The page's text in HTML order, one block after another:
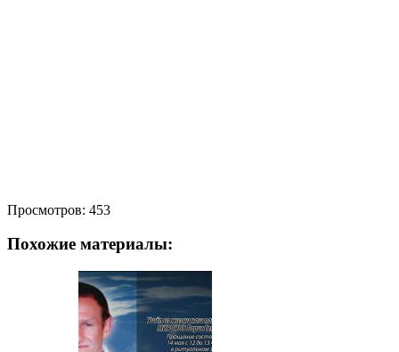
Просмотров: 453
Похожие материалы: